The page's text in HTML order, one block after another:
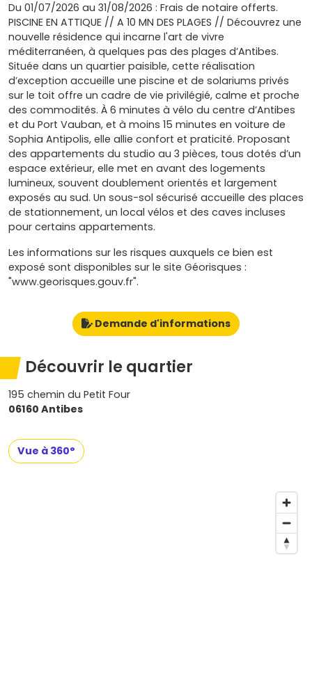
Du 01/07/2026 au 31/08/2026 : Frais de notaire offerts.
PISCINE EN ATTIQUE // A 10 MN DES PLAGES // Découvrez une
nouvelle résidence qui incarne l'art de vivre
méditerranéen, à quelques pas des plages d’Antibes.
Située dans un quartier paisible, cette réalisation
d’exception accueille une piscine et de solariums privés
sur le toit offre un cadre de vie privilégié, calme et proche
des commodités. À 6 minutes à vélo du centre d’Antibes
et du Port Vauban, et à moins 15 minutes en voiture de
Sophia Antipolis, elle allie confort et praticité. Proposant
des appartements du studio au 3 pièces, tous dotés d’un
espace extérieur, elle met en avant des logements
lumineux, souvent doublement orientés et largement
exposés au sud. Un sous-sol sécurisé accueille des places
de stationnement, un local vélos et des caves incluses
pour certains appartements.
Les informations sur les risques auxquels ce bien est
exposé sont disponibles sur le site Géorisques :
"www.georisques.gouv.fr".
Demande d'informations
Découvrir le quartier
195 chemin du Petit Four
06160 Antibes
Vue à 360°